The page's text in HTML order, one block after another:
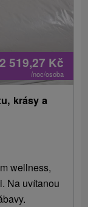
2 519,27 Kč
/noc/osoba
krásy a
wellness,
Na uvítanou